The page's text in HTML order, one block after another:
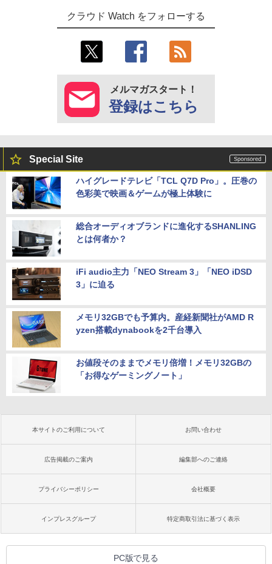
クラウド Watch をフォローする
メルマガスタート！
登録はこちら
Special Site
ハイグレードテレビ「TCL Q7D Pro」。圧巻の
色彩美で映画＆ゲームが極上体験に
総合オーディオブランドに進化するSHANLING
とは何者か？
iFi audio主力「NEO Stream 3」「NEO iDSD
3」に迫る
メモリ32GBでも予算内。産経新聞社がAMD R
yzen搭載dynabookを2千台導入
お値段そのままでメモリ倍増！メモリ32GBの
「お得なゲーミングノート」
本サイトのご利用について お問い合わせ
広告掲載のご案内 編集部へのご連絡
プライバシーポリシー 会社概要
インプレスグループ 特定商取引法に基づく表示
PC版で見る